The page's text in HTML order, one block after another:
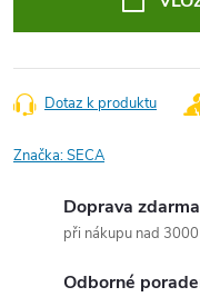
Dotaz k produktu
Značka:SECA
Doprava zdarma
při nákupu nad
Odborné